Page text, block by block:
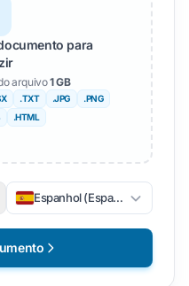
para
arquivo1 GB
.TXT .JPG
.PNG
.HTML
Espanhol (Espanhol)